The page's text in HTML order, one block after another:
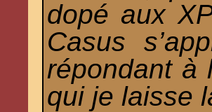
dopé aux
Casus
répondant à
qui je laisse